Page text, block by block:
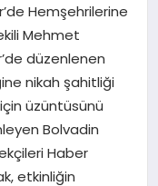
Hemşehrilerine
Mehmet
düzenlenen
nikah şahitliği
üzüntüsünü
Bolvadin
Haber
etkinliğin